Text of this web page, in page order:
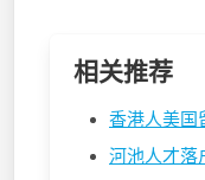
相关推荐
香港人美国
河池人才落